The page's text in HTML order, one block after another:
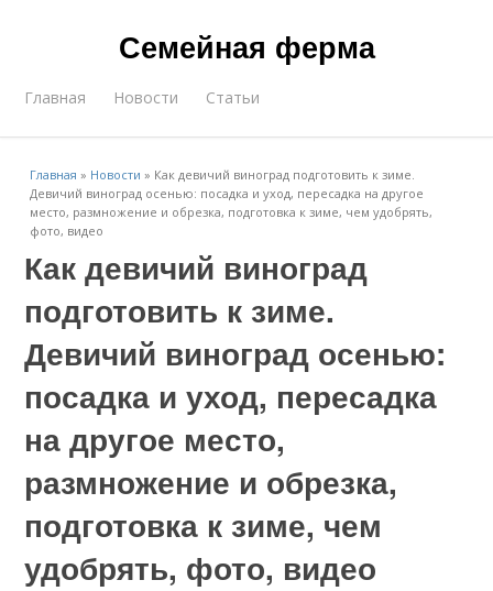
Семейная ферма
Главная Новости Статьи
Главная » Новости » Как девичий виноград подготовить к зиме.
Девичий виноград осенью: посадка и уход, пересадка на другое
место, размножение и обрезка, подготовка к зиме, чем удобрять,
фото, видео
Как девичий виноград
подготовить к зиме.
Девичий виноград осенью:
посадка и уход, пересадка
на другое место,
размножение и обрезка,
подготовка к зиме, чем
удобрять, фото, видео